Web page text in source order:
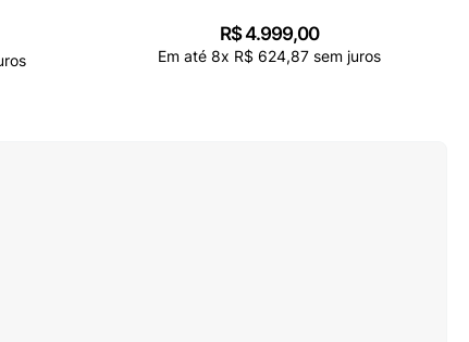
R$4.999,00
Em até8x R$ 624,87 sem juros